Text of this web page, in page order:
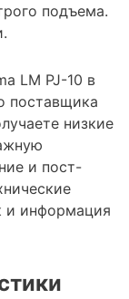
подъема.
LM PJ-10 в
поставщика
низкие
и пост-
и информация